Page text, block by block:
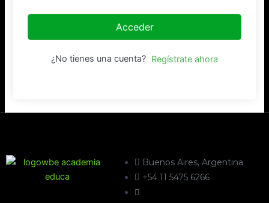
Acceder
¿No tienes una cuenta? Regístrate ahora
Buenos Aires, Argentina
+54 11 5475 6266